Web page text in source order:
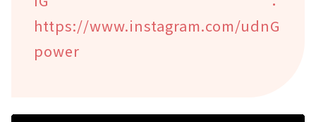
https://www.instagram.com/udnG
power